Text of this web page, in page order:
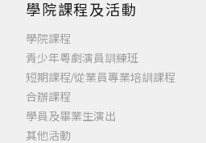
學院課程及活動
學院課程
青少年粵劇演員訓練班
短期課程/從業員專業培訓課程
合辦課程
學員及畢業生演出
其他活動